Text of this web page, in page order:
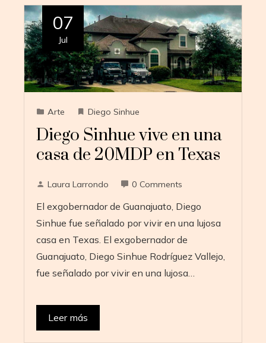
07
Jul
Arte Diego Sinhue
Diego Sinhue vive en una
casa de 20MDP en Texas
Laura Larrondo 0 Comments
El exgobernador de Guanajuato, Diego
Sinhue fue señalado por vivir en una lujosa
casa en Texas. El exgobernador de
Guanajuato, Diego Sinhue Rodríguez Vallejo,
fue señalado por vivir en una lujosa…
Leer más